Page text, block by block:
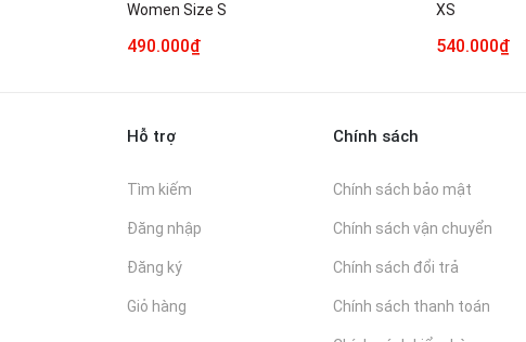
Women Size S
490.000₫
XS
540.000₫
Hỗ trợ
Tìm kiếm
Đăng nhập
Đăng ký
Giỏ hàng
Chính sách
Chính sách bảo mật
Chính sách vận chuyển
Chính sách đổi trả
Chính sách thanh toán